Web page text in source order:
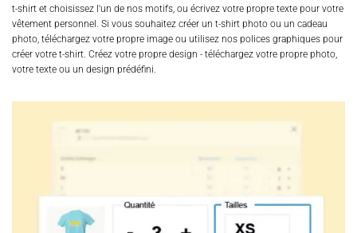
t-shirt et choisissez l'un de nos motifs, ou écrivez votre propre texte pour votre
vêtement personnel. Si vous souhaitez créer un t-shirt photo ou un cadeau
photo, téléchargez votre propre image ou utilisez nos polices graphiques pour
créer votre t-shirt. Créez votre propre design - téléchargez votre propre photo,
votre texte ou un design prédéfini.